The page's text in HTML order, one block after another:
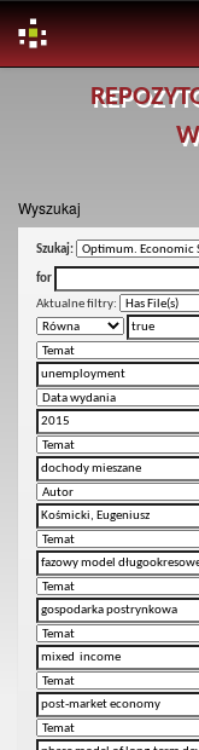
Wyszukaj
Szukaj:
for
Aktualne filtry: